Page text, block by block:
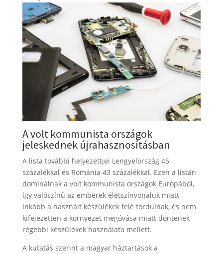
A volt kommunista országok
jeleskednek újrahasznosításban
A lista további helyezettjei Lengyelország 45
százalékkal és Románia 43 százalékkal. Ezen a listán
dominálnak a volt kommunista országok Európából,
így valószínű az emberek életszínvonaluk miatt
inkább a használt készülékek felé fordulnak, és nem
kifejezetten a környezet megóvása miatt döntenek
régebbi készülékek használata mellett.
A kutatás szerint a magyar háztartások a